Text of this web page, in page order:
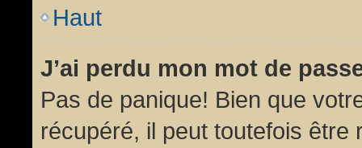
Haut
J’ai perdu mon mot de
Pas de panique! Bien que
récupéré, il peut toutefois être